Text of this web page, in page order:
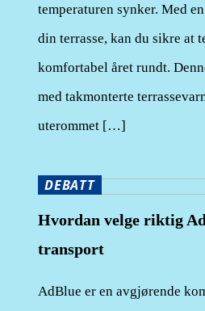
temperaturen synker. Med
din terrasse, kan du sikre at
komfortabel året rundt.
med takmonterte
uterommet […]
DEBATT
Hvordan velge riktig
transport
AdBlue er en avgjørende